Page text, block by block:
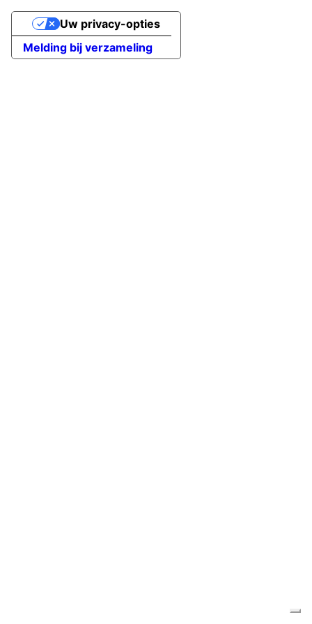
Melding bij verzameling
Uw privacy-opties